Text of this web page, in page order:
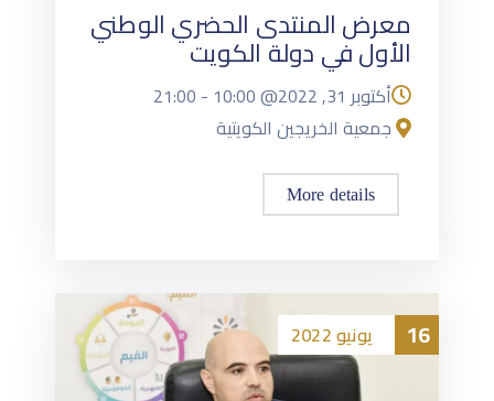
معرض المنتدى الحضري الوطني
الأول في دولة الكويت
أكتوبر 31, 2022@ 10:00
-
21:00
جمعية الخريجين الكويتية
More details
16 يونيو2022